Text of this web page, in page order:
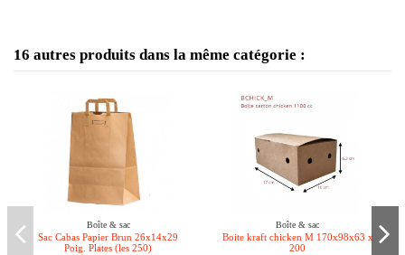
16 autres produits dans la même catégorie :
Boîte & sac
Sac Cabas Papier Brun 26x14x29
Poig. Plates (les 250)
Boîte & sac
Boite kraft chicken M 170x98x63 x
200